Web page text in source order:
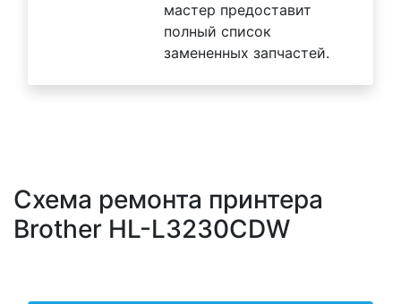
мастер предоставит
полный список
замененных запчастей.
Схема ремонта принтера
Brother HL-L3230CDW